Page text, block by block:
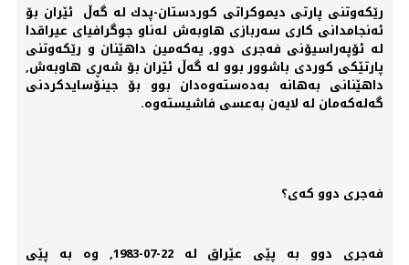
رێكەوتنی پارتی دیموكراتی كوردستان-پدك لە گەڵ ئێران بۆ
ئەنجامدانی كاری سەربازی هاوبەش لەناو جوگرافیای عیراقدا
لە ئۆپەراسیۆنی فەجری دوو, یەكەمین داهێنان و رێكەوتنی
پارتێكی كوردی باشوور بوو لە گەڵ ئێران بۆ شەڕی هاوبەش,
داهێنانی بەهانە بەدەستەوەدان بوو بۆ جینۆسایدكردنی
گەلەكەمان لە لایەن بەعسی فاشیستەوە.
فەجری دوو كەی؟
فەجری دوو بە پێی عێراق لە 22-07-1983, وە بە پێی